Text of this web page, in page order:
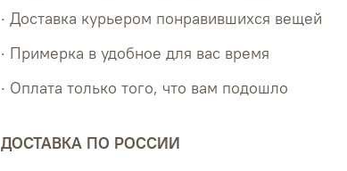
· Доставка курьером понравившихся вещей
· Примерка в удобное для вас время
· Оплата только того, что вам подошло
ДОСТАВКА ПО РОССИИ